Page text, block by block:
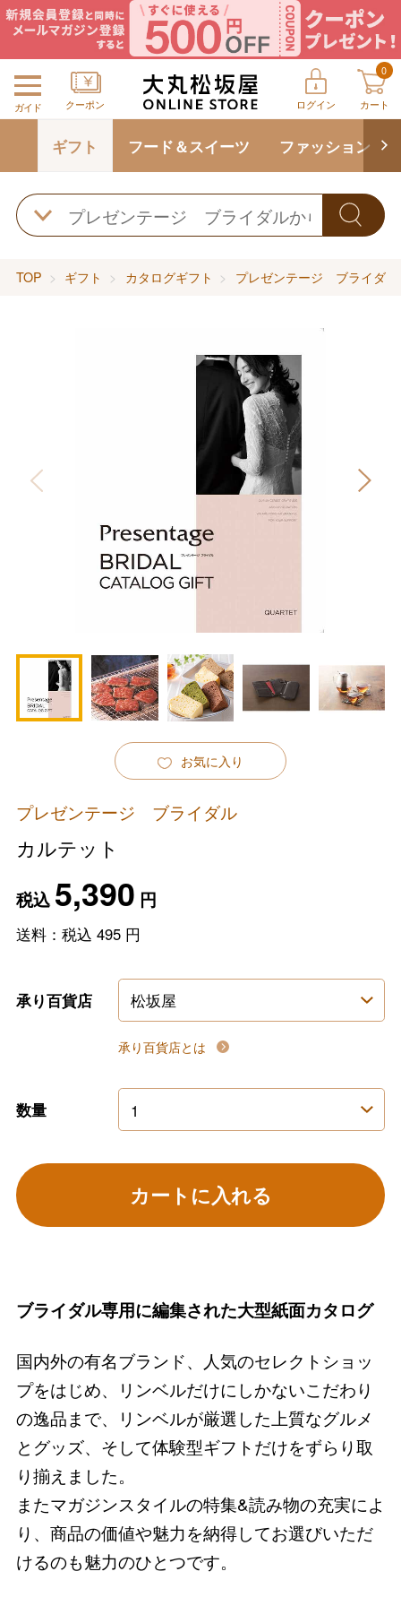
ガイド クーポン ログイン
0
カート
ギフト フード＆スイーツ ファッション
TOP ギフト カタログギフト プレゼンテージ ブライダル
お気に入り
プレゼンテージ ブライダル
カルテット
税込5,390 円
送料：税込 495円
承り百貨店
承り百貨店とは
数量
カートに入れる
ブライダル専用に編集された大型紙面カタログ
国内外の有名ブランド、人気のセレクトショッ
プをはじめ、リンベルだけにしかないこだわり
の逸品まで、リンベルが厳選した上質なグルメ
とグッズ、そして体験型ギフトだけをずらり取
り揃えました。
またマガジンスタイルの特集&読み物の充実によ
り、商品の価値や魅力を納得してお選びいただ
けるのも魅力のひとつです。